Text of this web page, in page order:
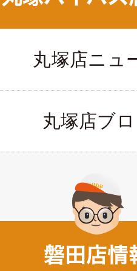
丸塚店ニュ
丸塚店ブ